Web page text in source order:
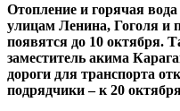
Отопление и горячая
улицам Ленина, Гоголя и
появятся до 10 октября.
заместитель акима
дороги для транспорта
подрядчики – к 20